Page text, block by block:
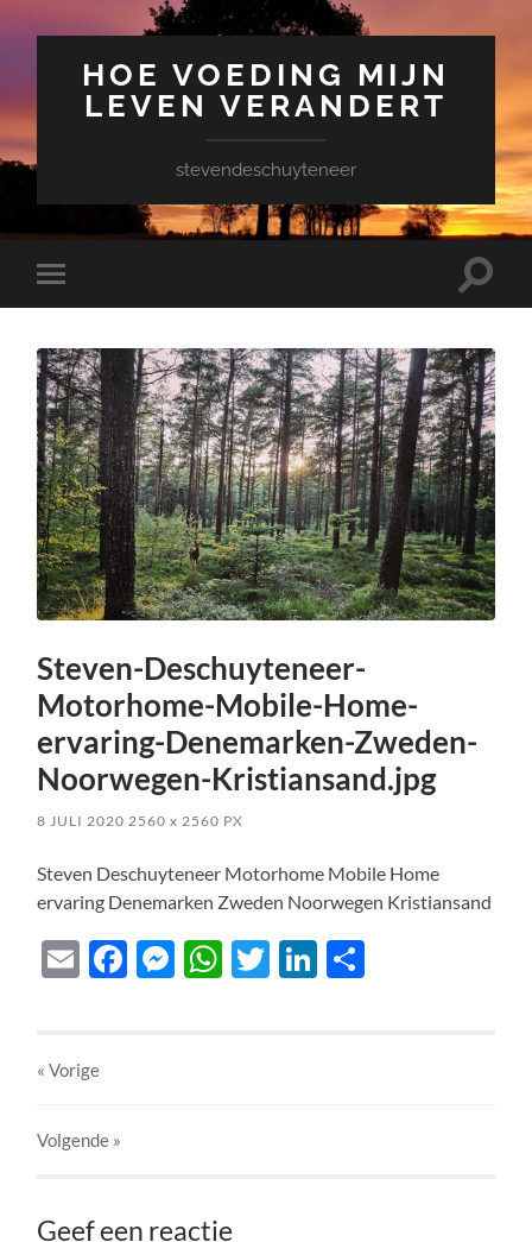
HOE VOEDING MIJN
LEVEN VERANDERT
stevendeschuyteneer
Toggle
mobiel
Toggle
Steven-Deschuyteneer-
Motorhome-Mobile-Home-
ervaring-Denemarken-Zweden-
Noorwegen-Kristiansand.jpg
8 JULI 2020 2560x 2560 PX
Steven Deschuyteneer Motorhome Mobile Home
ervaring Denemarken Zweden Noorwegen Kristiansand
EmailFacebook
Messenger
WhatsApp
TwitterLinkedIn
« Vorige
Volgende »
Geef een reactie